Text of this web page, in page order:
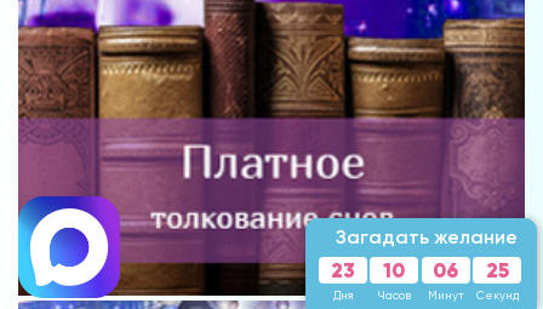
Загадать желание
23
Дня
10
Часов
06
Минут
23
Секунды